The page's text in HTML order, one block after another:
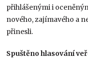
přihlášenými i
nového, zajímavého a
přinesli.
Spuštěno hlasování